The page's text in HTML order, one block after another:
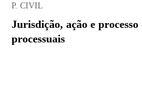
P. CIVIL
Jurisdição, ação e
processuais